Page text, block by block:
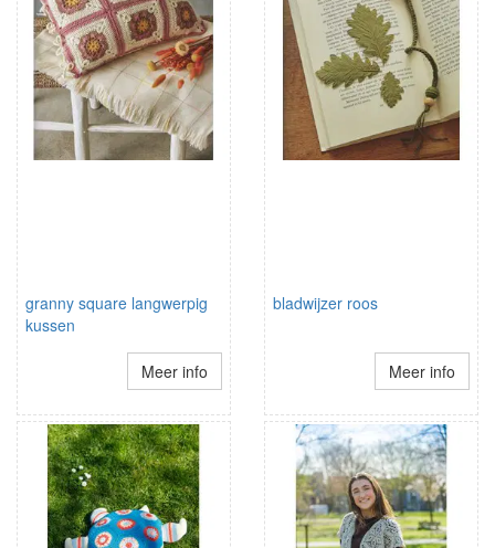
granny square langwerpig
kussen
Meer info
bladwijzer roos
Meer info